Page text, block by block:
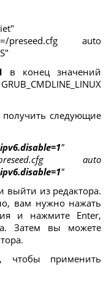
preseed.cfg auto
в конец значений
следующие
ipv6.disable=1"
preseed.cfg auto
ipv6.disable=1"
выйти из редактора.
вам нужно нажать
и нажмите Enter,
Затем вы можете
чтобы применить